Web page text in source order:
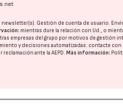
Gestión de cuenta de usuario.
mientras dure la relación con Ud., o
empresas del grupo por motivos de gestión
y decisiones automatizadas: contacte con
reclamación ante laAEPD. Más información: